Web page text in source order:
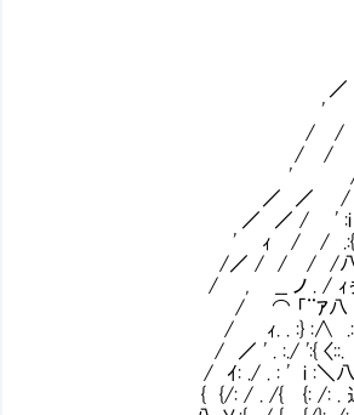
´
／ ／
' '
/ / / / . .
/ / / / . : .
' / / . : / . . .
／ ／ / /: i: . .ｨ: .
／ ／ / ' :i :/／{ / {:
' ｨ / / .:{/-‐┼‐ {: ./
/／ / / / /八 __八
/ , __ ノ . / ｨぅて㍉ }/ ｨ
/ ⌒ 「¨ｱ八 乂ツ ﾉ
/ ｨ. . :} :∧ .:.:.:.:.:. .:i
/ ／ ' . :./ ':{ 〈
/ ｲ: ./ . : ' i :＼八 _
{ {/: / . /{ {: /: . 込、